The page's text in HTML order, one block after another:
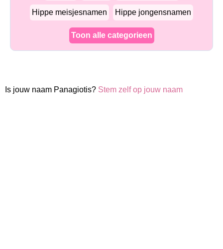
Hippe meisjesnamen Hippe jongensnamen
Toon alle categorieen
Is jouw naam Panagiotis? Stem zelf op jouw naam